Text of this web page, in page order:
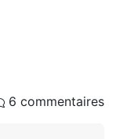
6 commentaires